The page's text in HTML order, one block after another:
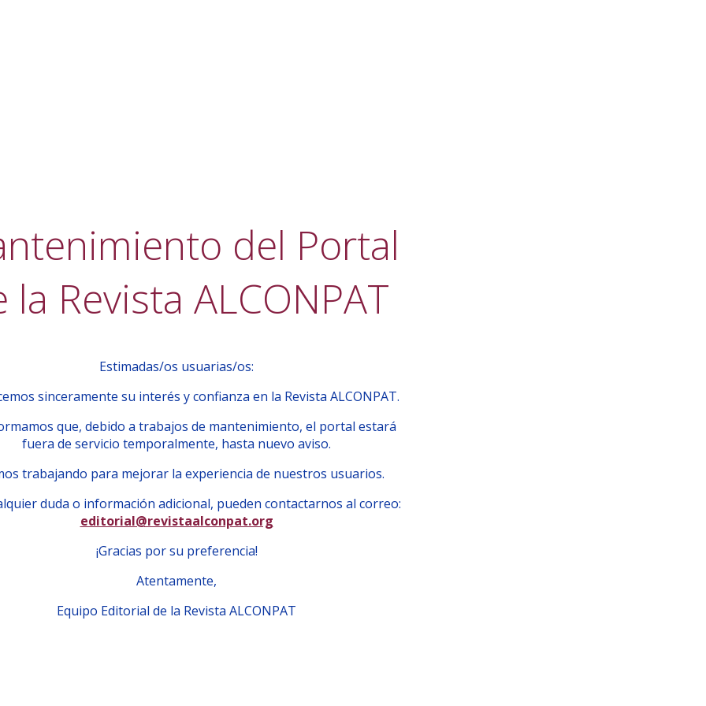
del Portal
la Revista ALCONPAT
Estimadas/os usuarias/os:
sinceramente su interés y confianza en la Revista ALCONPAT.
que, debido a trabajos de mantenimiento, el portal estará
fuera de servicio temporalmente, hasta nuevo aviso.
trabajando para mejorar la experiencia de nuestros usuarios.
duda o información adicional, pueden contactarnos al correo:
editorial@revistaalconpat.org
¡Gracias por su preferencia!
Atentamente,
Equipo Editorial de la Revista ALCONPAT